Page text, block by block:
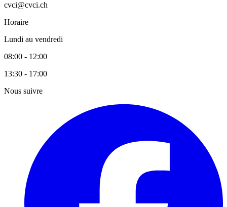
cvci@cvci.ch
Horaire
Lundi au vendredi
08:00 - 12:00
13:30 - 17:00
Nous suivre